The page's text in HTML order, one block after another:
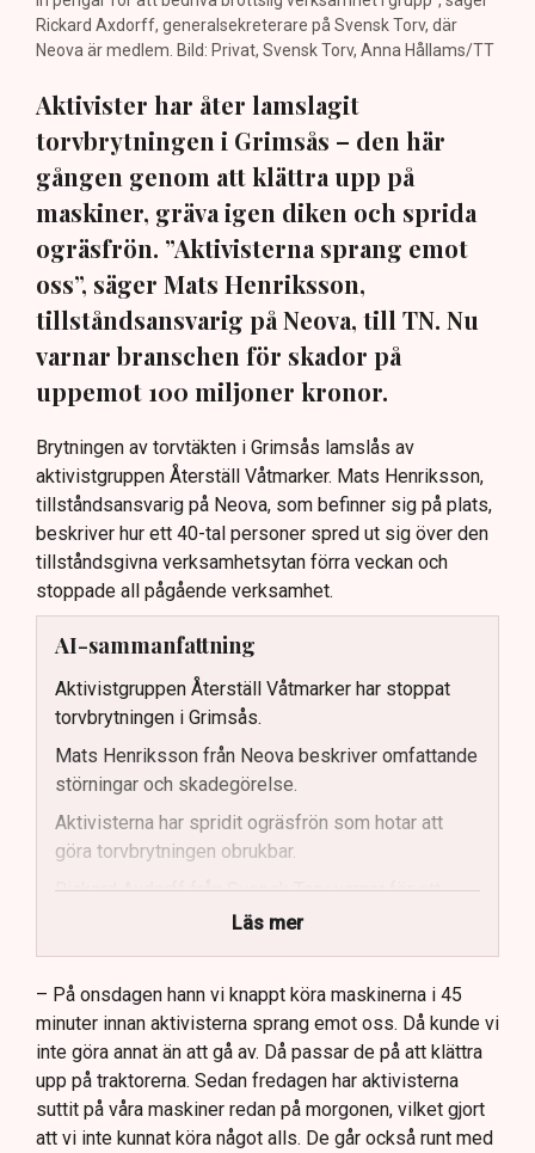
Rickard Axdorff, generalsekreterare på Svensk Torv, där
Neova är medlem. Bild: Privat, Svensk Torv, Anna Hållams/TT
Aktivister har åter lamslagit
torvbrytningen i Grimsås – den här
gången genom att klättra upp på
maskiner, gräva igen diken och sprida
ogräsfrön. ”Aktivisterna sprang emot
oss”, säger Mats Henriksson,
tillståndsansvarig på Neova, till TN. Nu
varnar branschen för skador på
uppemot 100 miljoner kronor.
Brytningen av torvtäkten i Grimsås lamslås av
aktivistgruppen Återställ Våtmarker. Mats Henriksson,
tillståndsansvarig på Neova, som befinner sig på plats,
beskriver hur ett 40-tal personer spred ut sig över den
tillståndsgivna verksamhetsytan förra veckan och
stoppade all pågående verksamhet.
AI-sammanfattning
Aktivistgruppen Återställ Våtmarker har stoppat
torvbrytningen i Grimsås.
Mats Henriksson från Neova beskriver omfattande
störningar och skadegörelse.
Aktivisterna har spridit ogräsfrön som hotar att
göra torvbrytningen obrukbar.
Rickard Axdorff från Svensk Torv varnar för ett
stort ekonomiskt sabotage.
Dialogpolisen på plats står maktlös inför
aktivisternas handlingar.
Frågor kvarstår om finansiering av illegal aktivism.
Läs mer
– På onsdagen hann vi knappt köra maskinerna i 45
minuter innan aktivisterna sprang emot oss. Då kunde vi
inte göra annat än att gå av. Då passar de på att klättra
upp på traktorerna. Sedan fredagen har aktivisterna
suttit på våra maskiner redan på morgonen, vilket gjort
att vi inte kunnat köra något alls. De går också runt med